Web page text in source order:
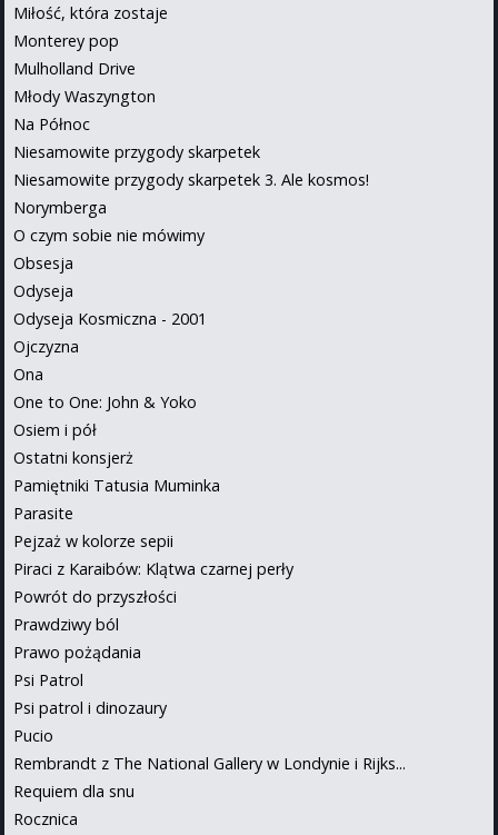
Miłość, która zostaje
Monterey pop
Mulholland Drive
Młody Waszyngton
Na Północ
Niesamowite przygody skarpetek
Niesamowite przygody skarpetek 3. Ale kosmos!
Norymberga
O czym sobie nie mówimy
Obsesja
Odyseja
Odyseja Kosmiczna - 2001
Ojczyzna
Ona
One to One: John & Yoko
Osiem i pół
Ostatni konsjerż
Pamiętniki Tatusia Muminka
Parasite
Pejzaż w kolorze sepii
Piraci z Karaibów: Klątwa czarnej perły
Powrót do przyszłości
Prawdziwy ból
Prawo pożądania
Psi Patrol
Psi patrol i dinozaury
Pucio
Rembrandt z The National Gallery w Londynie i Rijks...
Requiem dla snu
Rocznica